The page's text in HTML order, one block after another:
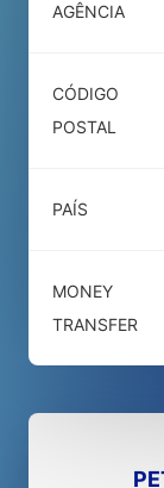
AGÊNCIA
CÓDIGO
POSTAL
PAÍS
MONEY
TRANSFER